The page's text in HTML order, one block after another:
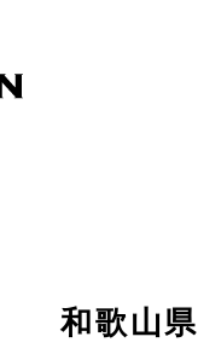
和歌山